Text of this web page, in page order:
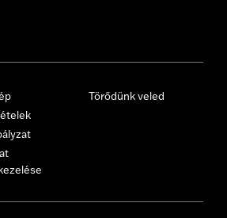
Törődünk veled